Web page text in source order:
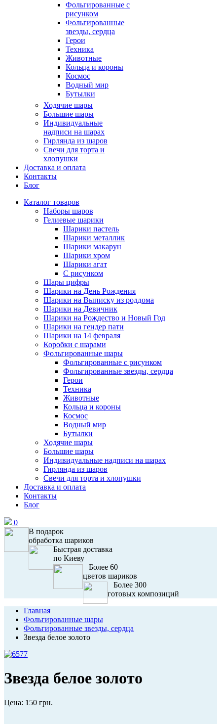
Фольгированные с
рисунком
Фольгированные
звезды, сердца
Герои
Техника
Животные
Кольца и короны
Космос
Водный мир
Бутылки
Ходячие шары
Большие шары
Индивидуальные
надписи на шарах
Гирлянда из шаров
Свечи для торта и
хлопушки
Доставка и оплата
Контакты
Блог
Каталог товаров
Наборы шаров
Гелиевые шарики
Шарики пастель
Шарики металлик
Шарики макарун
Шарики хром
Шарики агат
С рисунком
Шары цифры
Шарики на День Рождения
Шарики на Выписку из роддома
Шарики на Девичник
Шарики на Рождество и Новый Год
Шарики на гендер пати
Шарики на 14 февраля
Коробки с шарами
Фольгированные шары
Фольгированные с рисунком
Фольгированные звезды, сердца
Герои
Техника
Животные
Кольца и короны
Космос
Водный мир
Бутылки
Ходячие шары
Большие шары
Индивидуальные надписи на шарах
Гирлянда из шаров
Свечи для торта и хлопушки
Доставка и оплата
Контакты
Блог
0
В подарок
обработка шариков
Быстрая доставка
по Киеву
Более 60
цветов шариков
Более 300
готовых композиций
Главная
Фольгированные шары
Фольгированные звезды, сердца
Звезда белое золото
Звезда белое золото
Цена: 150 грн.